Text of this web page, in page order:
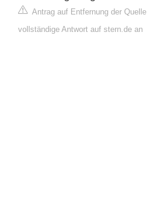
Antrag auf Entfernung der Quelle
vollständige Antwort auf stern.de an